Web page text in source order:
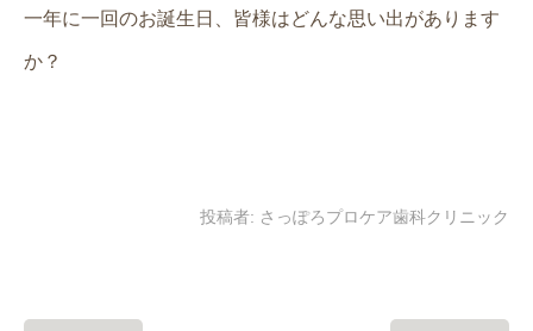
一年に一回のお誕生日、皆様はどんな思い出があります
か？
投稿者: さっぽろプロケア歯科クリニック